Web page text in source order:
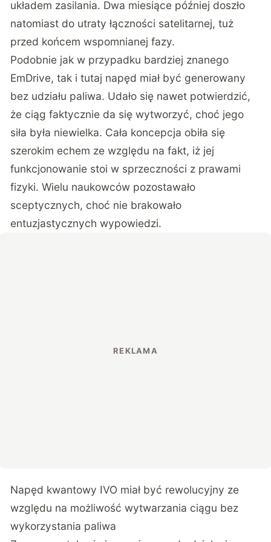
układem zasilania. Dwa miesiące później doszło
natomiast do utraty łączności satelitarnej, tuż
przed końcem wspomnianej fazy.
Podobnie jak w przypadku bardziej znanego
EmDrive, tak i tutaj napęd miał być generowany
bez udziału paliwa. Udało się nawet potwierdzić,
że ciąg faktycznie da się wytworzyć, choć jego
siła była niewielka. Cała koncepcja obiła się
szerokim echem ze względu na fakt, iż jej
funkcjonowanie stoi w sprzeczności z prawami
fizyki. Wielu naukowców pozostawało
sceptycznych, choć nie brakowało
entuzjastycznych wypowiedzi.
Napęd kwantowy IVO miał być rewolucyjny ze
względu na możliwość wytwarzania ciągu bez
wykorzystania paliwa